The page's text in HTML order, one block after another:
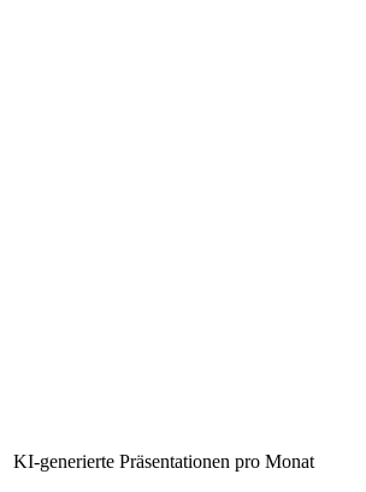
KI-generierte Präsentationen pro Monat